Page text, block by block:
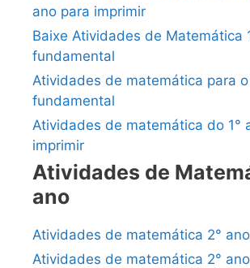
ano para imprimir
Baixe Atividades de Matemática
fundamental
Atividades de matemática para o
fundamental
Atividades de matemática do 1°
imprimir
Atividades de
ano
Atividades de matemática 2° ano
Atividades de matemática 2° ano